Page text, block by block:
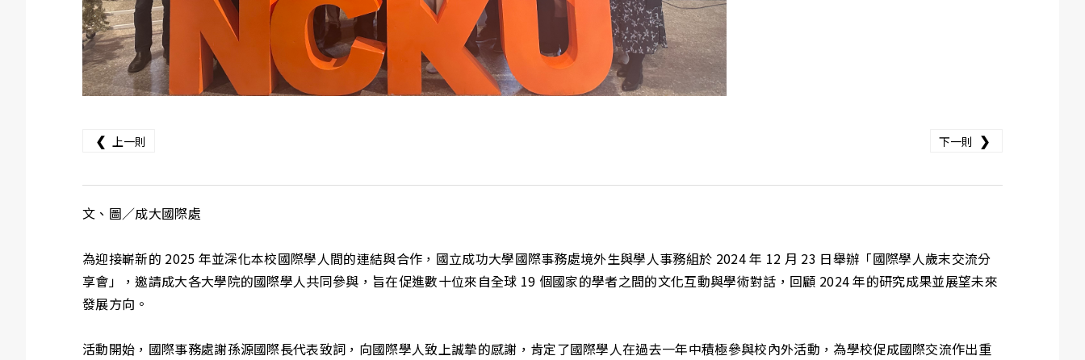
❮ 上一則 下一則 ❯
文、圖／成大國際處
為迎接嶄新的 2025 年並深化本校國際學人間的連結與合作，國立成功大學國際事務處境外生與學人事務組於 2024 年 12 月 23 日舉辦「國際學人歲末交流分
享會」，邀請成大各大學院的國際學人共同參與，旨在促進數十位來自全球 19 個國家的學者之間的文化互動與學術對話，回顧 2024 年的研究成果並展望未來
發展方向。
活動開始，國際事務處謝孫源國際長代表致詞，向國際學人致上誠摯的感謝，肯定了國際學人在過去一年中積極參與校內外活動，為學校促成國際交流作出重